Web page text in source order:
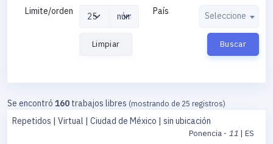
Limite/orden País Seleccione
Limpiar Buscar
Se encontró 160 trabajos libres (mostrando de 25 registros)
Repetidos | Virtual | Ciudad de México | sin ubicación
Ponencia - 11 | ES